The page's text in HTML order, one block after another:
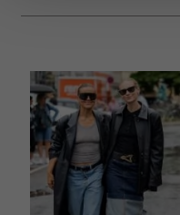
zmienić lub wycofać
i reklam, aby oferować
analizować ruch w
korzystasz z naszej
społecznościowym,
Partnerzy mogą
otrzymanymi od Ciebie
korzystania z ich usług.